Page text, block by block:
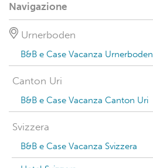
Navigazione
Urnerboden
B&B e Case Vacanza Urnerboden
Canton Uri
B&B e Case Vacanza Canton Uri
Svizzera
B&B e Case Vacanza Svizzera